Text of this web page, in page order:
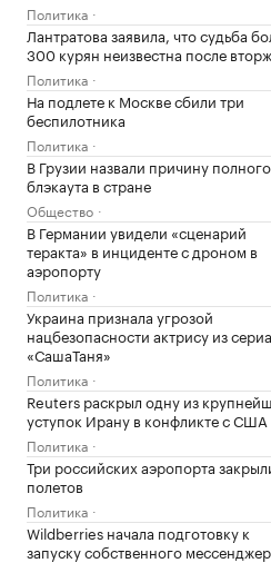
Политика
Лантратова заявила, что судьба
300 курян неизвестна после
Политика
На подлете к Москве сбили три
беспилотника
Политика
В Грузии назвали причину полного
блэкаута в стране
Общество
В Германии увидели «сценарий
теракта» в инциденте с дроном в
аэропорту
Политика
Украина признала угрозой
нацбезопасности актрису из
«СашаТаня»
Политика
Reuters раскрыл одну из
уступок Ирану в конфликте с США
Политика
Три российских аэропорта
полетов
Политика
Wildberries начала подготовку к
запуску собственного